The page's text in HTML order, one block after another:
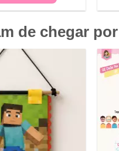
de chegar